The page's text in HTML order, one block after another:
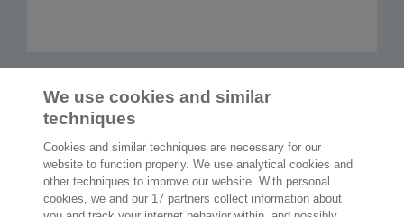
2.000 especialistasdispuestos a
ayudarte
We use cookies and similar
techniques
Cookies and similar techniques are necessary for our
website to function properly. We use analytical cookies and
other techniques to improve our website. With personal
cookies, we and our 17 partners collect information about